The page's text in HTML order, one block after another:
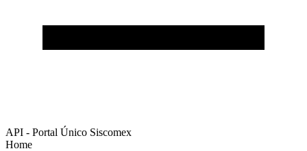
API - Portal Único Siscomex
Home